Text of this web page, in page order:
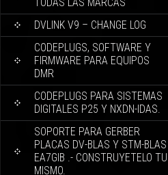
DVLINK V9 – CHANGE LOG
CODEPLUGS, SOFTWARE Y
FIRMWARE PARA EQUIPOS
DMR
CODEPLUGS PARA SISTEMAS
DIGITALES P25 Y NXDN-IDAS.
SOPORTE PARA GERBER
PLACAS DV-BLAS Y STM-BLAS
EA7GIB .- CONSTRUYETELO TU
MISMO.